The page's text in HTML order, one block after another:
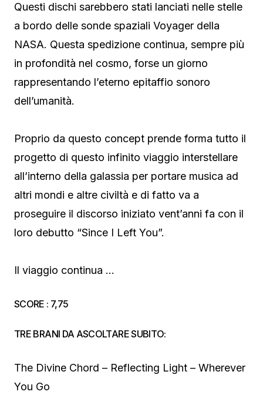
Questi dischi sarebbero stati lanciati nelle stelle
a bordo delle sonde spaziali Voyager della
NASA. Questa spedizione continua, sempre più
in profondità nel cosmo, forse un giorno
rappresentando l’eterno epitaffio sonoro
dell’umanità.
Proprio da questo concept prende forma tutto il
progetto di questo infinito viaggio interstellare
all’interno della galassia per portare musica ad
altri mondi e altre civiltà e di fatto va a
proseguire il discorso iniziato vent’anni fa con il
loro debutto “Since I Left You”.
Il viaggio continua …
SCORE : 7,75
TRE BRANI DA ASCOLTARE SUBITO:
The Divine Chord – Reflecting Light – Wherever
You Go